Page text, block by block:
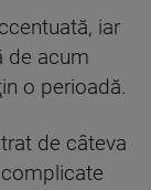
iar
de acum
o perioadă.
de câteva